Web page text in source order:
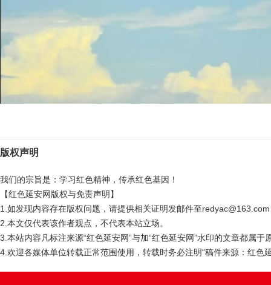
版权声明
我们的宗旨是：学习红色精神，传承红色基因！
【红色延安网版权与免责声明】
1.如发现内容存在版权问题，请提供相关证明发邮件至
2.本文仅代表该作者观点，不代表本站立场。
3.本站内容凡标注来源“红色延安网”与加“红色延安网”水印的文章都属
4.欢迎各媒体单位转载正常范围使用，转载时务必注明“稿件来源：红色